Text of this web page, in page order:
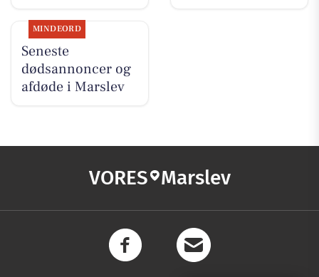
MINDEORD
Seneste
dødsannoncer og
afdøde i Marslev
VORES Marslev